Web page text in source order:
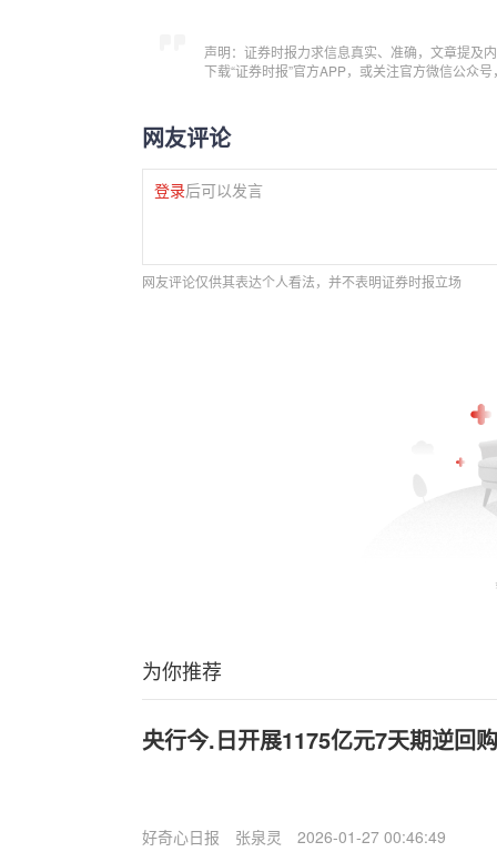
声明：证券时报力求信息真实、准确，文章提及
下载“证券时报”官方APP，或关注官方微信公众
网友评论
登录后可以发言
网友评论仅供其表达个人看法，并不表明证券时报立场
为你推荐
央行今.日开展1175亿元7天期逆回
好奇心日报 张泉灵 2026-01-27 00:46:49